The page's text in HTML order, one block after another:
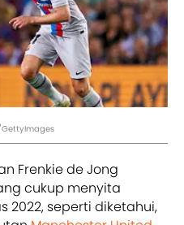
Frenkie de Jong
cukup menyita
2022, seperti diketahui,